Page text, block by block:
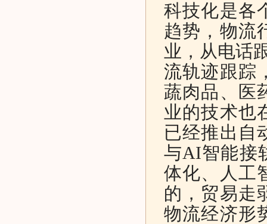
科技化是各
趋势，物流
业，从电话
流轨迹跟踪
蔬肉品、医
业的技术也
已经推出自
与AI智能接
体化、人工
的，贸易走
物流经济形